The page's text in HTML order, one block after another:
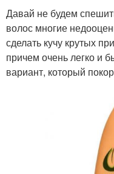
Давай не будем
волос многие
сделать кучу крутых
причем очень легко и
вариант, который